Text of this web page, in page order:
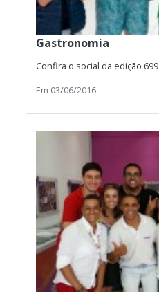
Gastronomia
Confira o social da edição 699
Em 03/06/2016